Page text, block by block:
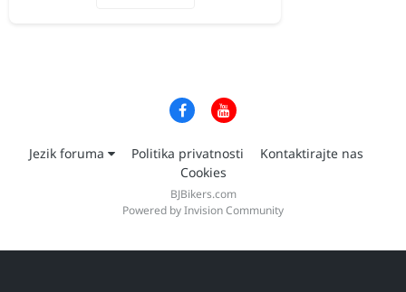
Jezik foruma Politika privatnosti
Kontaktirajte nas
Cookies
BJBikers.com
Powered by Invision Community